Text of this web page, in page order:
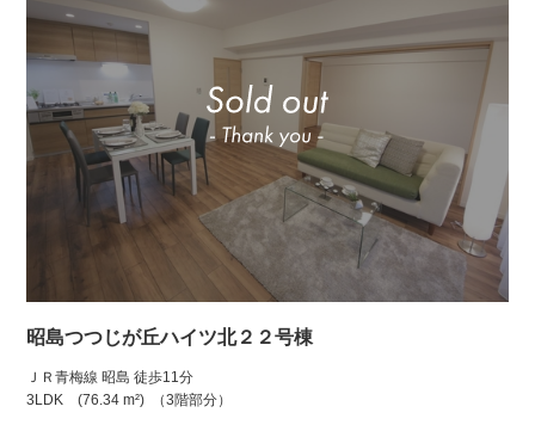
昭島つつじが丘ハイツ北２２号棟
ＪＲ青梅線 昭島 徒歩11分
3LDK
(76.34 m²) （3階部分）